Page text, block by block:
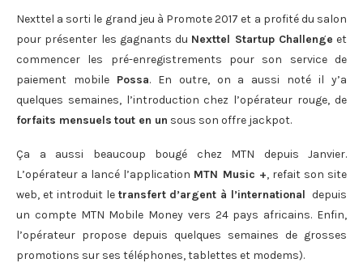
Nexttel a sorti le grand jeu à Promote 2017 et a profité du salon
pour présenter les gagnants du Nexttel Startup Challenge et
commencer les pré-enregistrements pour son service de
paiement mobile Possa. En outre, on a aussi noté il y’a
quelques semaines, l’introduction chez l’opérateur rouge, de
forfaits mensuels tout en un sous son offre jackpot.
Ça a aussi beaucoup bougé chez MTN depuis Janvier.
L’opérateur a lancé l’application MTN Music +, refait son site
web, et introduit le transfert d’argent à l’international depuis
un compte MTN Mobile Money vers 24 pays africains. Enfin,
l’opérateur propose depuis quelques semaines de grosses
promotions sur ses téléphones, tablettes et modems).